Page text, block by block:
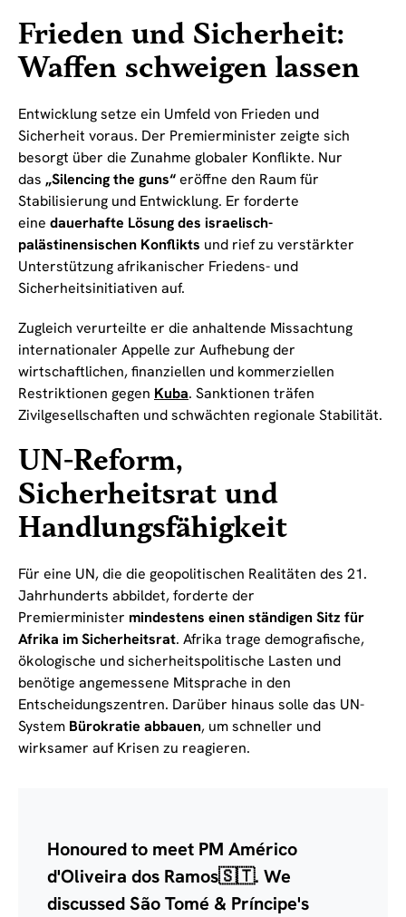
Frieden und Sicherheit:
Waffen schweigen lassen
Entwicklung setze ein Umfeld von Frieden und
Sicherheit voraus. Der Premierminister zeigte sich
besorgt über die Zunahme globaler Konflikte. Nur
das „Silencing the guns“eröffne den Raum für
Stabilisierung und Entwicklung. Er forderte
eine dauerhafte Lösung des israelisch-
palästinensischen Konflikts und rief zu verstärkter
Unterstützung afrikanischer Friedens- und
Sicherheitsinitiativen auf.
Zugleich verurteilte er die anhaltende Missachtung
internationaler Appelle zur Aufhebung der
wirtschaftlichen, finanziellen und kommerziellen
Restriktionen gegen Kuba. Sanktionen träfen
Zivilgesellschaften und schwächten regionale Stabilität.
UN-Reform,
Sicherheitsrat und
Handlungsfähigkeit
Für eine UN, die die geopolitischen Realitäten des 21.
Jahrhunderts abbildet, forderte der
Premierminister mindestens einen ständigen Sitz für
Afrika im Sicherheitsrat. Afrika trage demografische,
ökologische und sicherheitspolitische Lasten und
benötige angemessene Mitsprache in den
Entscheidungszentren. Darüber hinaus solle das UN-
System Bürokratie abbauen, um schneller und
wirksamer auf Krisen zu reagieren.
Honoured to meet PM Américo
d'Oliveira dos Ramos🇸🇹. We
discussed São Tomé & Príncipe's